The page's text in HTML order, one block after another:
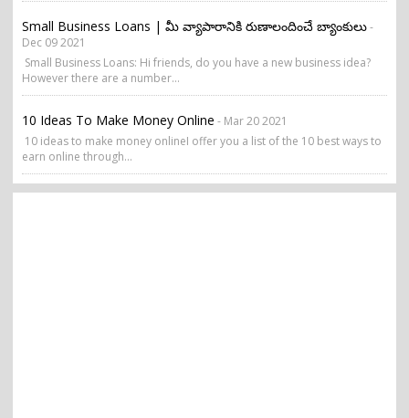
Small Business Loans | మీ వ్యాపారానికి రుణాలందించే బ్యాంకులు-
Dec 09 2021
Small Business Loans: Hi friends, do you have a new business idea?
However there are a number...
10 Ideas To Make Money Online - Mar 20 2021
10 ideas to make money onlineI offer you a list of the 10 best ways to
earn online through...